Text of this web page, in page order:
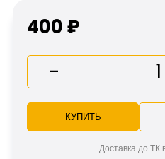
400 ₽
-
КУПИТЬ
Доставка до ТК